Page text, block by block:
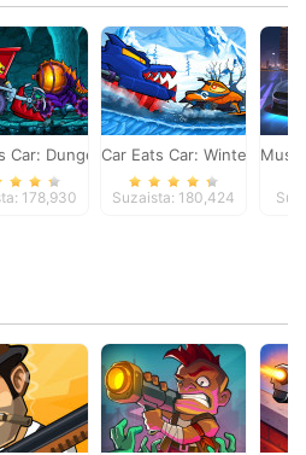
Car: Dungeon Adventure
178,930
Car Eats Car: Winter
Suzaista: 180,424